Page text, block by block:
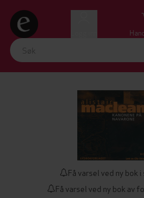
Få varsel ved ny bok
Få varsel ved ny bok av